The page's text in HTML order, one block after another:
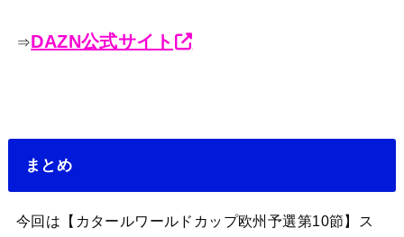
⇒DAZN公式サイト
まとめ
今回は【カタールワールドカップ欧州予選第10節】ス